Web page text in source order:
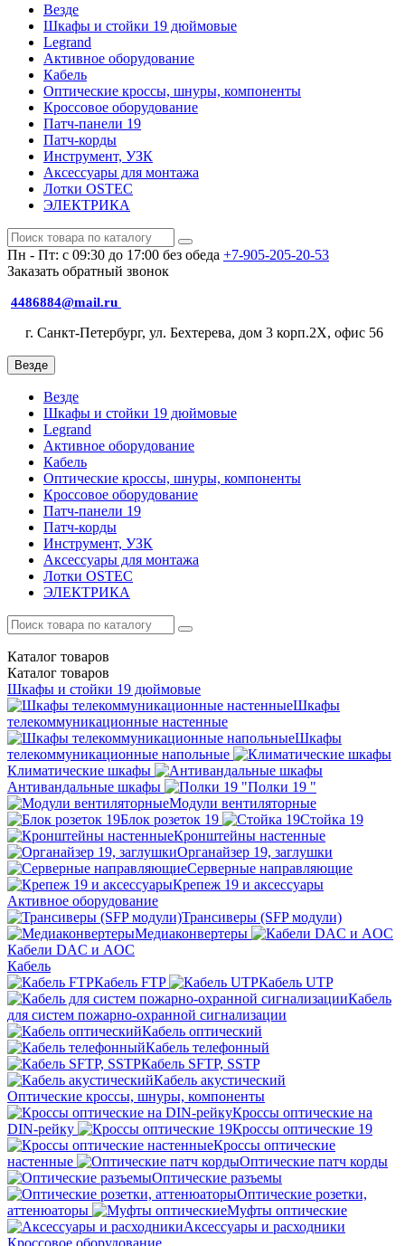
Везде
Шкафы и стойки 19 дюймовые
Legrand
Активное оборудование
Кабель
Оптические кроссы, шнуры, компоненты
Кроссовое оборудование
Патч-панели 19
Патч-корды
Инструмент, УЗК
Аксессуары для монтажа
Лотки OSTEC
ЭЛЕКТРИКА
Пн - Пт: с 09:30 до 17:00 без обеда +7-905-205-20-53
Заказать обратный звонок
4486884@mail.ru
г. Санкт-Петербург, ул. Бехтерева, дом 3 корп.2X, офис 56
Везде
Везде
Шкафы и стойки 19 дюймовые
Legrand
Активное оборудование
Кабель
Оптические кроссы, шнуры, компоненты
Кроссовое оборудование
Патч-панели 19
Патч-корды
Инструмент, УЗК
Аксессуары для монтажа
Лотки OSTEC
ЭЛЕКТРИКА
Каталог товаров
Каталог товаров
Шкафы и стойки 19 дюймовые
Шкафы
телекоммуникационные настенные
Шкафы
телекоммуникационные напольные
Климатические шкафы
Антивандальные шкафы
Полки 19 "
Модули вентиляторные
Блок розеток 19
Стойка 19
Кронштейны настенные
Органайзер 19, заглушки
Серверные направляющие
Крепеж 19 и аксессуары
Активное оборудование
Трансиверы (SFP модули)
Медиаконвертеры
Кабели DAC и AOC
Кабель
Кабель FTP
Кабель UTP
Кабель
для систем пожарно-охранной сигнализации
Кабель оптический
Кабель телефонный
Кабель SFTP, SSTP
Кабель акустический
Оптические кроссы, шнуры, компоненты
Кроссы оптические на
DIN-рейку
Кроссы оптические 19
Кроссы оптические
настенные
Оптические патч корды
Оптические разъемы
Оптические розетки,
аттенюаторы
Муфты оптические
Аксессуары и расходники
Кроссовое оборудование